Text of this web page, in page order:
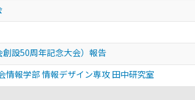
設50周年記念大会）報告
報学部 情報デザイン専攻 田中研究室